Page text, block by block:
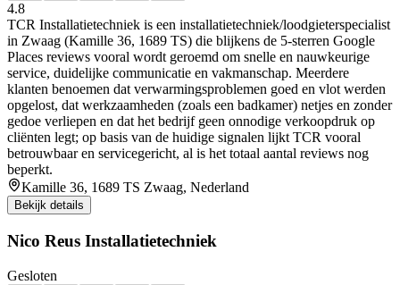
4.8
TCR Installatietechniek is een installatietechniek/loodgieterspecialist
in Zwaag (Kamille 36, 1689 TS) die blijkens de 5-sterren Google
Places reviews vooral wordt geroemd om snelle en nauwkeurige
service, duidelijke communicatie en vakmanschap. Meerdere
klanten benoemen dat verwarmingsproblemen goed en vlot werden
opgelost, dat werkzaamheden (zoals een badkamer) netjes en zonder
gedoe verliepen en dat het bedrijf geen onnodige verkoopdruk op
cliënten legt; op basis van de huidige signalen lijkt TCR vooral
betrouwbaar en servicegericht, al is het totaal aantal reviews nog
beperkt.
Kamille 36, 1689 TS Zwaag, Nederland
Bekijk details
Nico Reus Installatietechniek
Gesloten